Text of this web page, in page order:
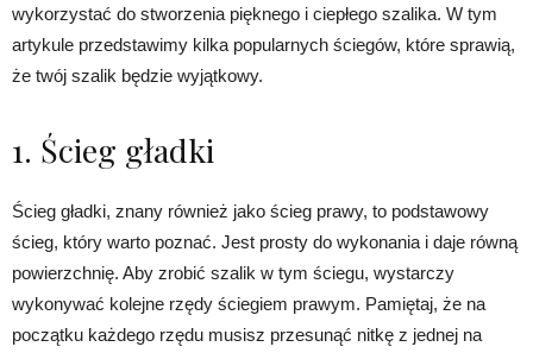
wykorzystać do stworzenia pięknego i ciepłego szalika. W tym
artykule przedstawimy kilka popularnych ściegów, które sprawią,
że twój szalik będzie wyjątkowy.
1. Ścieg gładki
Ścieg gładki, znany również jako ścieg prawy, to podstawowy
ścieg, który warto poznać. Jest prosty do wykonania i daje równą
powierzchnię. Aby zrobić szalik w tym ściegu, wystarczy
wykonywać kolejne rzędy ściegiem prawym. Pamiętaj, że na
początku każdego rzędu musisz przesunąć nitkę z jednej na